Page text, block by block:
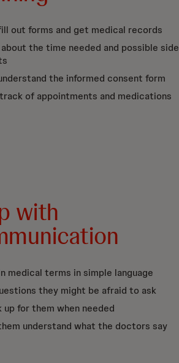
out forms and get medical records
about the time needed and possible side
the informed consent form
of appointments and medications
with
medical terms in simple language
they might be afraid to ask
up for them when needed
understand what the doctors say